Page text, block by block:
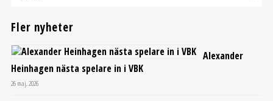
Fler nyheter
Alexander
Heinhagen nästa spelare in i VBK
26 maj, 2026